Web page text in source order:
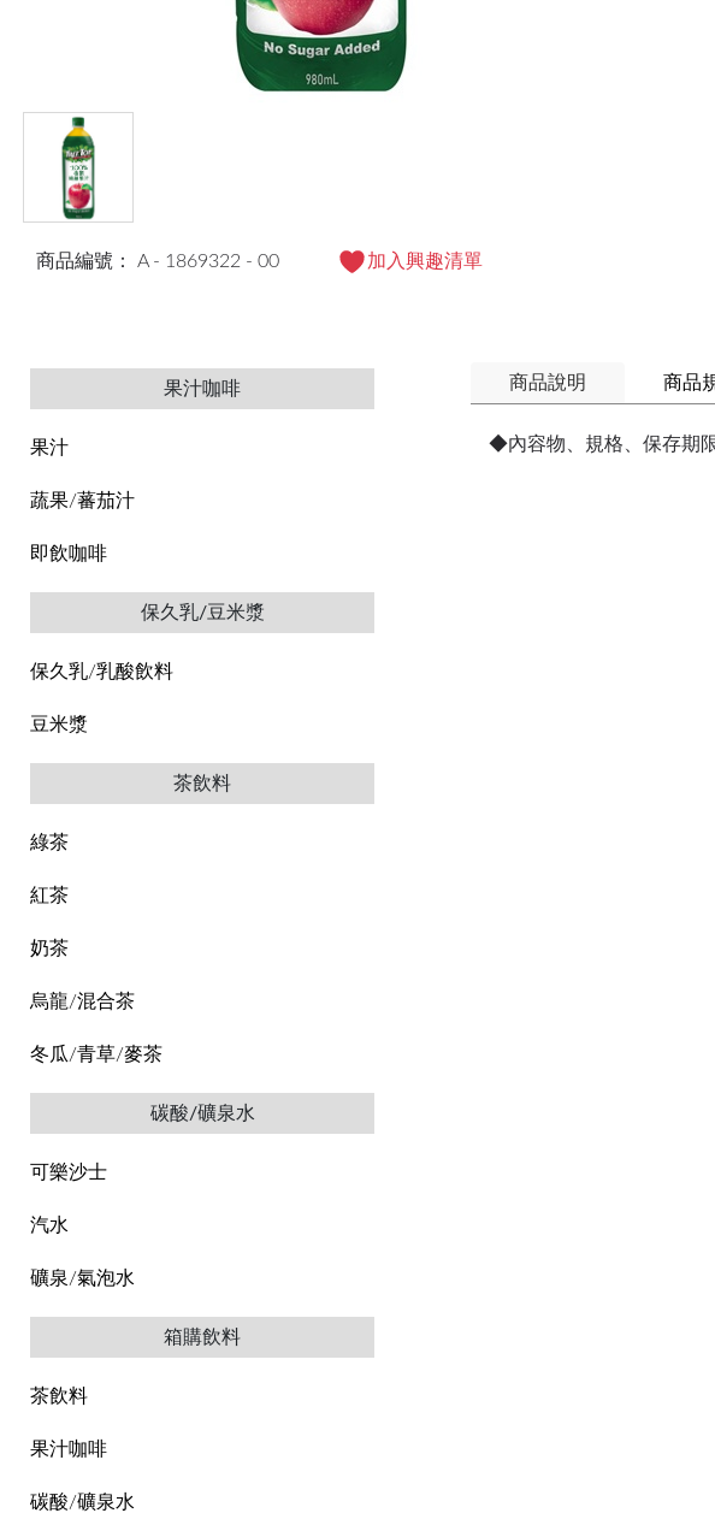
商品編號： A - 1869322 - 00 加入興趣清單
果汁咖啡
果汁
蔬果/蕃茄汁
即飲咖啡
保久乳/豆米漿
保久乳/乳酸飲料
豆米漿
茶飲料
綠茶
紅茶
奶茶
烏龍/混合茶
冬瓜/青草/麥茶
碳酸/礦泉水
可樂沙士
汽水
礦泉/氣泡水
箱購飲料
茶飲料
果汁咖啡
碳酸/礦泉水
商品說明 商品
◆內容物、規格、保存期